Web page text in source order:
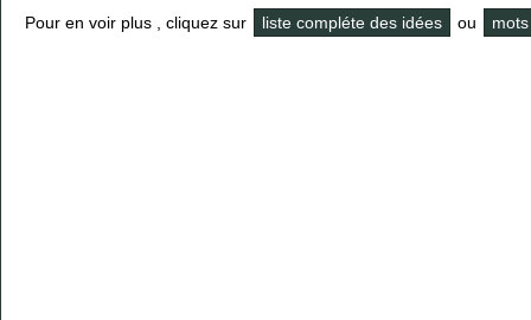
Pour en voir plus , cliquez sur liste compléte des idées ou